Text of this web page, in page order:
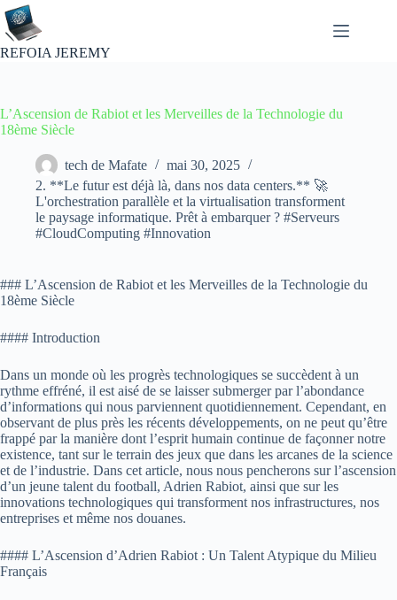
Passer
au
contenu
REFOIA JEREMY
L’Ascension de Rabiot et les Merveilles de la Technologie du
18ème Siècle
tech de Mafate
mai 30, 2025
2. **Le futur est déjà là, dans nos data centers.** 🚀
L'orchestration parallèle et la virtualisation transforment
le paysage informatique. Prêt à embarquer ? #Serveurs
#CloudComputing #Innovation
### L’Ascension de Rabiot et les Merveilles de la Technologie du
18ème Siècle
#### Introduction
Dans un monde où les progrès technologiques se succèdent à un
rythme effréné, il est aisé de se laisser submerger par l’abondance
d’informations qui nous parviennent quotidiennement. Cependant, en
observant de plus près les récents développements, on ne peut qu’être
frappé par la manière dont l’esprit humain continue de façonner notre
existence, tant sur le terrain des jeux que dans les arcanes de la science
et de l’industrie. Dans cet article, nous nous pencherons sur l’ascension
d’un jeune talent du football, Adrien Rabiot, ainsi que sur les
innovations technologiques qui transforment nos infrastructures, nos
entreprises et même nos douanes.
#### L’Ascension d’Adrien Rabiot : Un Talent Atypique du Milieu
Français